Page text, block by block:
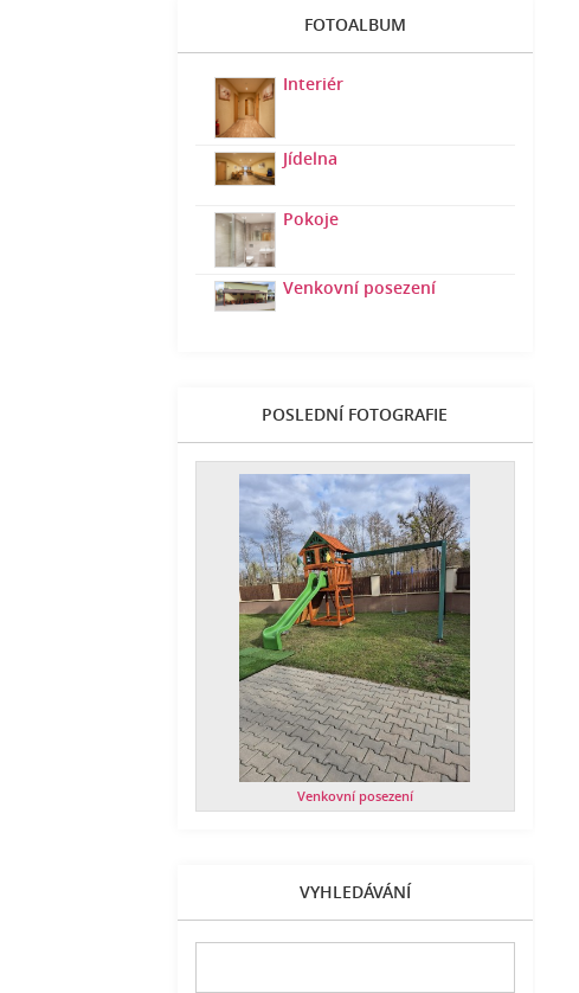
FOTOALBUM
Interiér
Jídelna
Pokoje
Venkovní posezení
POSLEDNÍ FOTOGRAFIE
Venkovní posezení
VYHLEDÁVÁNÍ